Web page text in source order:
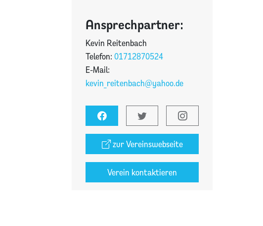
Ansprechpartner:
Kevin Reitenbach
Telefon: 01712870524
E-Mail:
kevin_reitenbach@yahoo.de
zur Vereinswebseite
Verein kontaktieren